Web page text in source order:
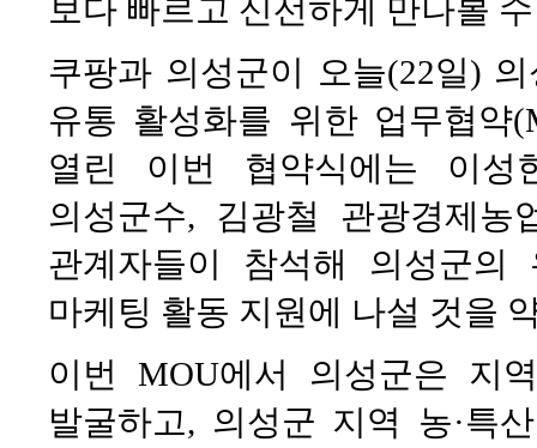
보다 빠르고 신선하게 만나볼
쿠팡과 의성군이 오늘(22일)
유통 활성화를 위한 업무협약
열린 이번 협약식에는 이성
의성군수, 김광철 관광경제
관계자들이 참석해 의성군의
마케팅 활동 지원에 나설 것을
이번 MOU에서 의성군은 지
발굴하고, 의성군 지역 농·특